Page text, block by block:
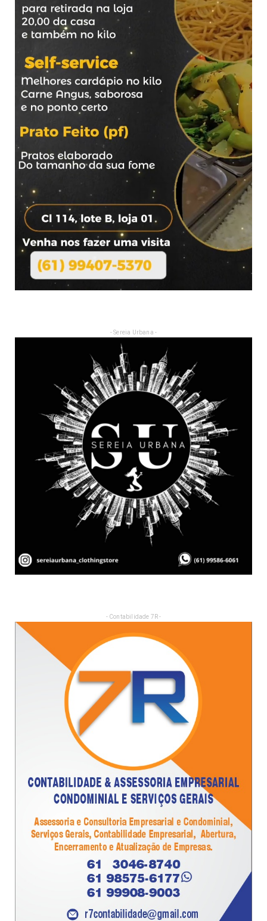
- Sereia Urbana -
- Contabilidade 7R -